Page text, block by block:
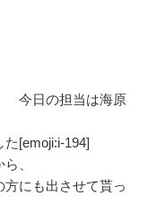
日の担当は海原
[emoji:i-194]
、
にも出させて貰っ